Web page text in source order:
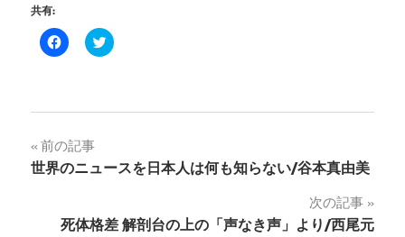
共有:
Facebook
で
に
リ
ッ
ク
し
だ
さ
ク
リ
Twitter
し
ン
ド
投
稿
前の記事
世界のニュースを日本人は何も知らない/谷本真由美
次の記事
死体格差 解剖台の上の「声なき声」より/西尾元